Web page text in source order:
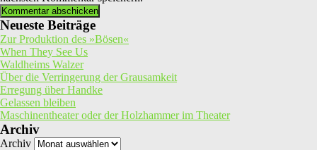
Neueste Beiträge
Zur Produktion des »Bösen«
When They See Us
Waldheims Walzer
Über die Verringerung der Grausamkeit
Erregung über Handke
Gelassen bleiben
Maschinentheater oder der Holzhammer im Theater
Archiv
Archiv